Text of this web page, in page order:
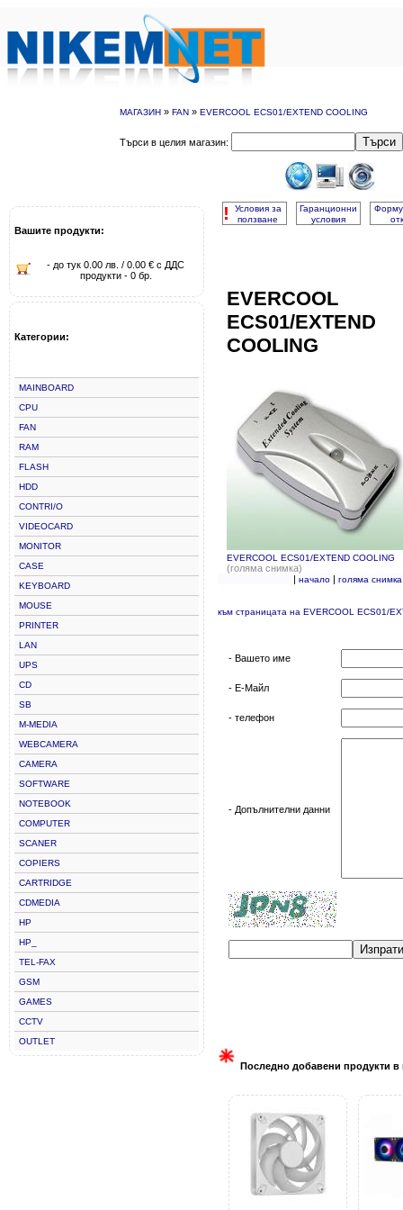
МАГАЗИН » FAN » EVERCOOL ECS01/EXTEND COOLING
Търси в целия магазин: Търси
Вашите продукти:
- до тук 0.00 лв. / 0.00 € с ДДС
продукти - 0 бр.
Категории:
MAINBOARD
CPU
FAN
RAM
FLASH
HDD
CONTRI/O
VIDEOCARD
MONITOR
CASE
KEYBOARD
MOUSE
PRINTER
LAN
UPS
CD
SB
M-MEDIA
WEBCAMERA
CAMERA
SOFTWARE
NOTEBOOK
COMPUTER
SCANER
COPIERS
CARTRIDGE
CDMEDIA
HP
HP_
TEL-FAX
GSM
GAMES
CCTV
OUTLET
!
Условия за
ползване
Гаранционни
условия
EVERCOOL
ECS01/EXTEND
COOLING
EVERCOOL ECS01/EXTEND COOLING
(голяма снимка)
| начало| голяма снимка
към страницата на EVERCOOL ECS01/
- Вашето име
- Е-Майл
- телефон
- Допълнителни данни
Изпрати
Последно добавени продукти в